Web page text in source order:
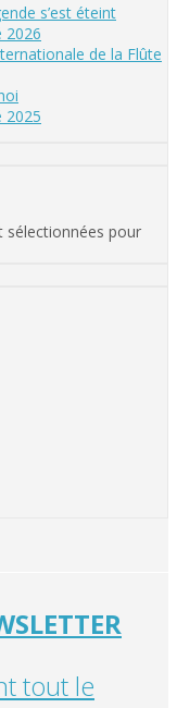
s’est éteint
2026
de la Flûte
2025
sélectionnées pour
tout le